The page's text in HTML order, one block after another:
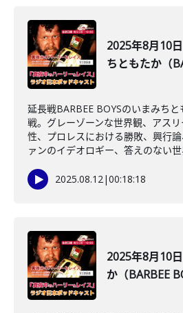
2025年8月10
ちともたか（
延長戦BARBEE BOYSのいまみち
戦。グレーゾーンな世界観、アス
性、プロレスにおける勝敗、興行
ァンのイデオロギー、答えのない
2025.08.12|00:18:18
2025年8月10
か（BARBEE